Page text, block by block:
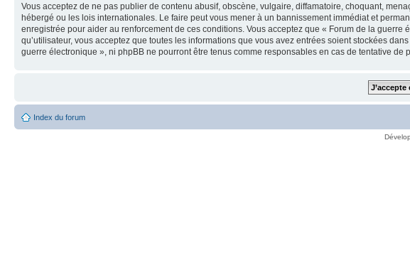
Vous acceptez de ne pas publier de contenu abusif, obscène, vulgaire, diffamatoire, choquant,
hébergé ou les lois internationales. Le faire peut vous mener à un bannissement immédiat et
enregistrée pour aider au renforcement de ces conditions. Vous acceptez que « Forum de la
qu’utilisateur, vous acceptez que toutes les informations que vous avez entrées soient stockées
guerre électronique », ni phpBB ne pourront être tenus comme responsables en cas de tentative de
Index du forum